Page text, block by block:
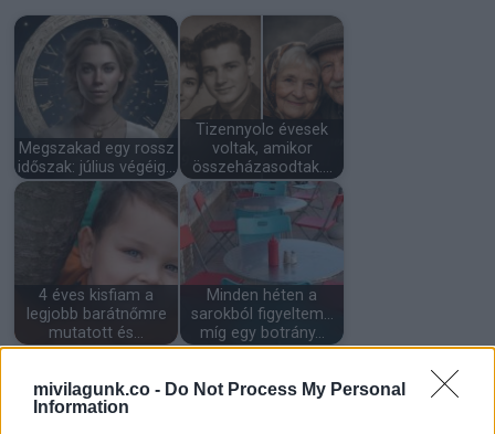
mivilagunk.co - Do Not Process My Personal
Information
Megszakad egy rossz
időszak: július végéig…
Tizennyolc évesek
voltak, amikor
összeházasodtak.…
4 éves kisfiam a
legjobb barátnőmre
mutatott és…
Minden héten a
sarokból figyeltem…
míg egy botrány…